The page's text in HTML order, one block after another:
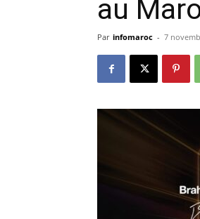
au
Par infomaroc - 7